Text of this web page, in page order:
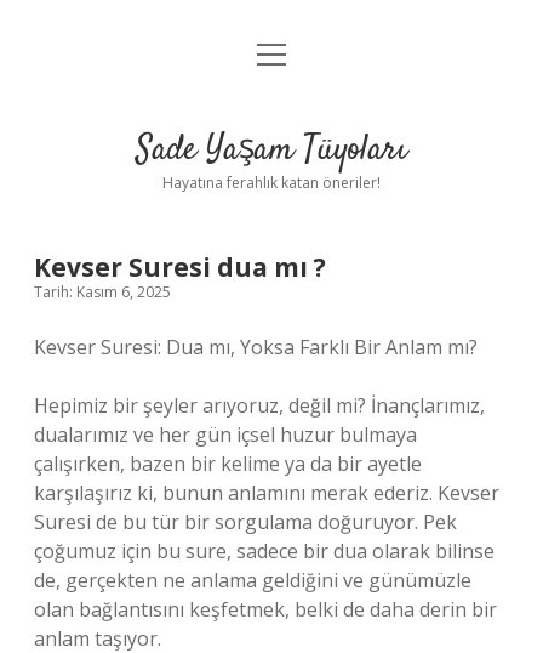
Anasayfa
Yasal Uyarı
menüyü
Sade Yaşam Tüyoları
Hayatına ferahlık katan öneriler!
Kevser Suresi dua mı ?
Tarih: Kasım 6, 2025
Kevser Suresi: Dua mı, Yoksa Farklı Bir Anlam mı?
Hepimiz bir şeyler arıyoruz, değil mi? İnançlarımız,
dualarımız ve her gün içsel huzur bulmaya
çalışırken, bazen bir kelime ya da bir ayetle
karşılaşırız ki, bunun anlamını merak ederiz. Kevser
Suresi de bu tür bir sorgulama doğuruyor. Pek
çoğumuz için bu sure, sadece bir dua olarak bilinse
de, gerçekten ne anlama geldiğini ve günümüzle
olan bağlantısını keşfetmek, belki de daha derin bir
anlam taşıyor.